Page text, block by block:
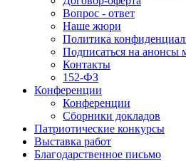
Вопрос - ответ
Наше жюри
Политика
Подписаться на анонсы
Контакты
152-ФЗ
Конференции
Конференции
Сборники докладов
Патриотические конкурсы
Выставка работ
Благодарственное письмо